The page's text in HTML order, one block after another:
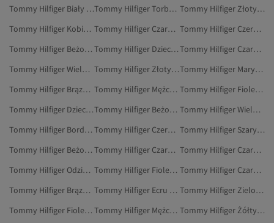
Tommy Hilfiger Biały Kamizelki
Tommy Hilfiger Torby Na Siłownię
Tommy Hilfiger Złoty Marynarki I Kamizelki
Tommy Hilfiger Kobiety Kamizelki
Tommy Hilfiger Czarny Oksfordki
Tommy Hilfiger Czerwony Marynarki I Kamizelki
Tommy Hilfiger Beżowy Mokasyny
Tommy Hilfiger Dzieci Kamizelki
Tommy Hilfiger Czarny Mokasyny
Tommy Hilfiger Wielokolorowy Teczki I Kopertówki
Tommy Hilfiger Złoty Marynarki
Tommy Hilfiger Marynarki I Kamizelki
Tommy Hilfiger Brązowy Odzież
Tommy Hilfiger Mężczyźni Nerki
Tommy Hilfiger Fioletowy Odzież
Tommy Hilfiger Dzieci Obuwie
Tommy Hilfiger Beżowy Odzież Sportowa
Tommy Hilfiger Wielokolorowy Odzież
Tommy Hilfiger Bordowy Marynarki I Kamizelki
Tommy Hilfiger Czerwony Torby I Torebki
Tommy Hilfiger Szary Odzież Domowa
Tommy Hilfiger Beżowy Obuwie
Tommy Hilfiger Czarny Marynarki I Kamizelki
Tommy Hilfiger Czarny Torby Na Siłownię
Tommy Hilfiger Odzież Domowa
Tommy Hilfiger Fioletowy Odzież Domowa
Tommy Hilfiger Czarny Walizki
Tommy Hilfiger Brązowy Oksfordki
Tommy Hilfiger Ecru Marynarki I Kamizelki
Tommy Hilfiger Zielony Dżinsy
Tommy Hilfiger Fioletowy Obuwie
Tommy Hilfiger Mężczyźni Mokasyny
Tommy Hilfiger Żółty Plecaki